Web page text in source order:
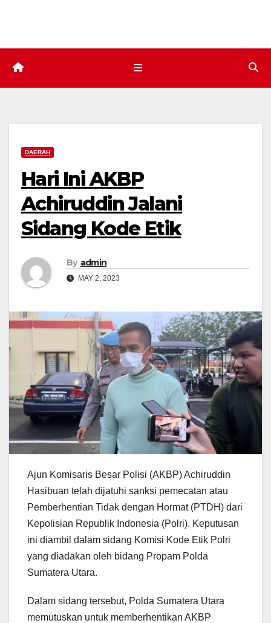
DAERAH
Hari Ini AKBP
Achiruddin Jalani
Sidang Kode Etik
By admin
MAY 2, 2023
Ajun Komisaris Besar Polisi (AKBP) Achiruddin
Hasibuan telah dijatuhi sanksi pemecatan atau
Pemberhentian Tidak dengan Hormat (PTDH) dari
Kepolisian Republik Indonesia (Polri). Keputusan
ini diambil dalam sidang Komisi Kode Etik Polri
yang diadakan oleh bidang Propam Polda
Sumatera Utara.
Dalam sidang tersebut, Polda Sumatera Utara
memutuskan untuk memberhentikan AKBP